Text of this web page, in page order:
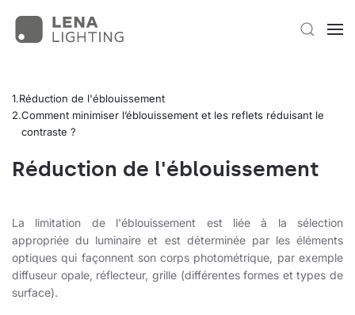
Réduction de l'éblouissement
Comment minimiser l’éblouissement et les reflets réduisant le
contraste ?
Réduction de l'éblouissement
La limitation de l'éblouissement est liée à la sélection
appropriée du luminaire et est déterminée par les éléments
optiques qui façonnent son corps photométrique, par exemple
diffuseur opale, réflecteur, grille (différentes formes et types de
surface).